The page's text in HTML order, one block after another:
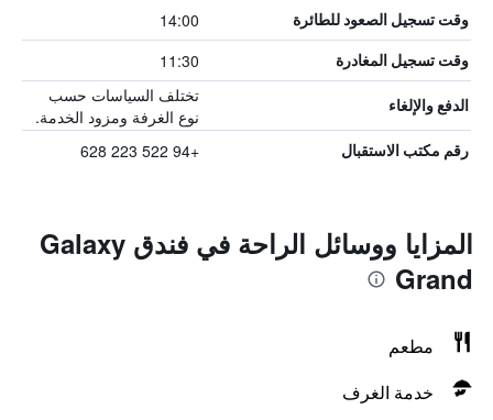
وقت تسجيل الصعود للطائرة 14:00
وقت تسجيل المغادرة 11:30
الدفع والإلغاء
تختلف السياسات حسب
نوع الغرفة ومزود الخدمة.
رقم مكتب الاستقبال +94 522 223 628
المزايا ووسائل الراحة في فندق Galaxy
Grand
مطعم
خدمة الغرف